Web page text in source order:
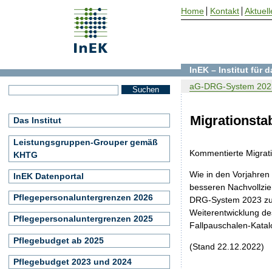
Kommentierte
Wie in den
besseren
DRG-System 2023
Weiterentwicklung
Fallpauschalen-
(Stand 22.12.2022)
InEK – Institut für
aG-DRG-System
Das Institut
Leistungsgruppen-Grouper gemäß
KHTG
InEK Datenportal
Pflegepersonaluntergrenzen 2026
Pflegepersonaluntergrenzen 2025
Pflegebudget ab 2025
Pflegebudget 2023 und 2024
Home Kontakt